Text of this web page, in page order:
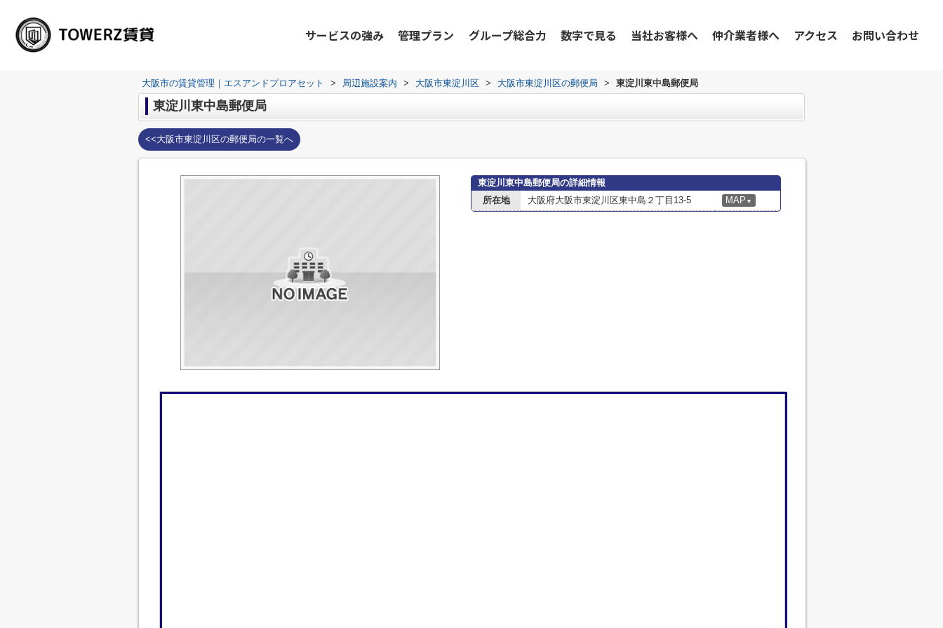
サービスの強み 管理プラン グループ総合力 数字で見る 当社お客様へ 仲介業者様へ アクセス お問い合わせ
大阪市の賃貸管理｜エスアンドプロアセット > 周辺施設案内 > 大阪市東淀川区 > 大阪市東淀川区の郵便局 > 東淀川東中島郵便局
東淀川東中島郵便局
<<大阪市東淀川区の郵便局の一覧へ
東淀川東中島郵便局の詳細情報
所在地
大阪府大阪市東淀川区東中島２丁目13-5 MAP ▼